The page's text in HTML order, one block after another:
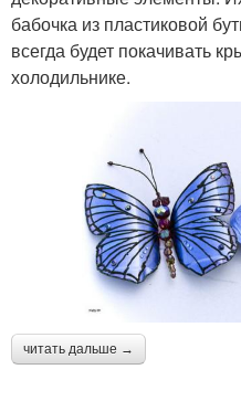
бабочка из пластиковой
всегда будет покачивать
холодильнике.
читать дальше →